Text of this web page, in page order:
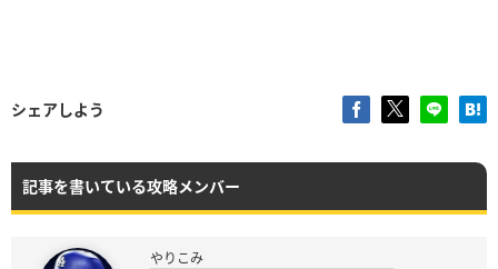
シェアしよう
記事を書いている攻略メンバー
やりこみ